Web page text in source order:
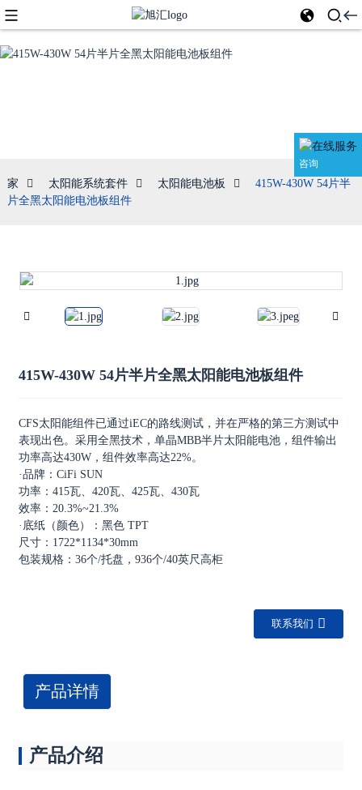
咨询
家 太阳能系统套件 太阳能电池板
415W-430W 54片半
片全黑太阳能电池板组件
415W-430W 54片半片全黑太阳能电池板组件
CFS太阳能组件已通过iEC的路线测试，并在严格的第三方测试中
表现出色。采用全黑技术，单晶MBB半片太阳能电池，组件输出
功率高达430W，组件效率高达22%。
·品牌：CiFi SUN
功率：415瓦、420瓦、425瓦、430瓦
效率：20.3%~21.3%
·底纸（颜色）：黑色 TPT
尺寸：1722*1134*30mm
包装规格：36个/托盘，936个/40英尺高柜
联系我们
产品详情
产品介绍